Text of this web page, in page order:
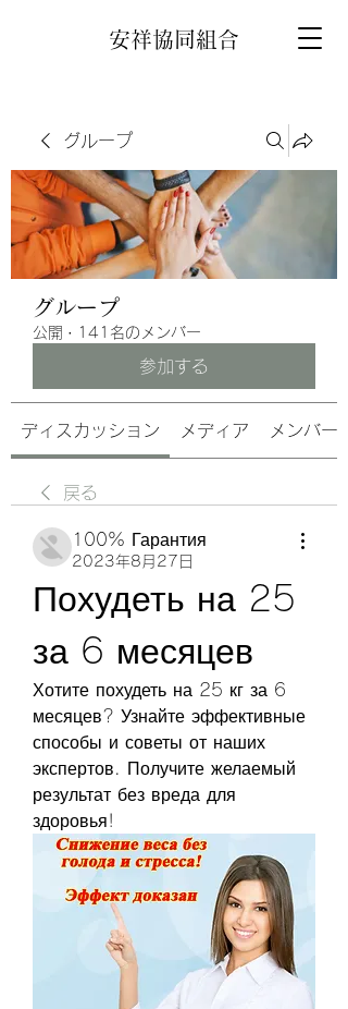
安祥協同組合
グループ
グループ
公開 · 141名のメンバー
参加する
ディスカッション メディア メンバー
戻る
100% Гарантия
2023年8月27日
Похудеть на 25
за 6 месяцев
Хотите похудеть на 25 кг за 6
месяцев? Узнайте эффективные
способы и советы от наших
экспертов. Получите желаемый
результат без вреда для
здоровья!